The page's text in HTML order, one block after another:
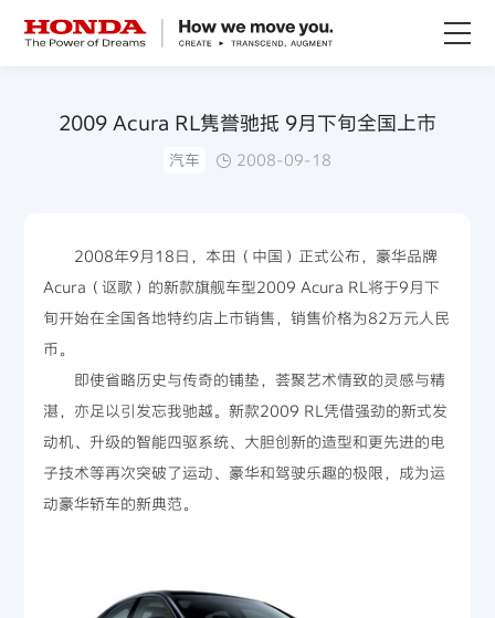
赛事运动
新闻资讯
2009 Acura RL隽誉驰抵 9月下旬全国上市
汽车 2008-09-18
2008年9月18日，本田（中国）正式公布，豪华品牌
Acura（讴歌）的新款旗舰车型2009 Acura RL将于9月下
旬开始在全国各地特约店上市销售，销售价格为82万元人民
币。
即使省略历史与传奇的铺垫，荟聚艺术情致的灵感与精
湛，亦足以引发忘我驰越。新款2009 RL凭借强劲的新式发
动机、升级的智能四驱系统、大胆创新的造型和更先进的电
子技术等再次突破了运动、豪华和驾驶乐趣的极限，成为运
动豪华轿车的新典范。